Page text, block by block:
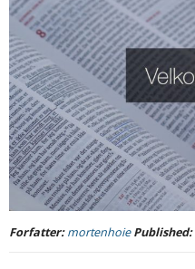
Forfatter:mortenhoiePublished: